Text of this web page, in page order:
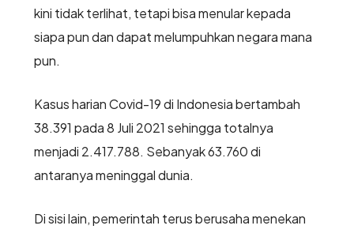
kini tidak terlihat, tetapi bisa menular kepada
siapa pun dan dapat melumpuhkan negara mana
pun.
Kasus harian Covid-19 di Indonesia bertambah
38.391 pada 8 Juli 2021 sehingga totalnya
menjadi 2.417.788. Sebanyak 63.760 di
antaranya meninggal dunia.
Di sisi lain, pemerintah terus berusaha menekan